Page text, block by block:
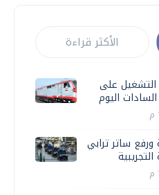
الأكثر قراءة
التشغيل على
اليوم
ورفع ساتر ترابي